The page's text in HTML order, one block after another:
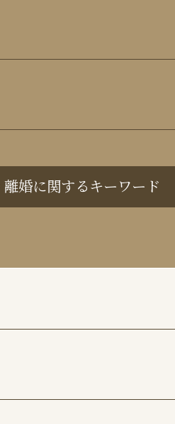
離婚に関するキーワード
婚 公正証書
流 誰の権利
不貞行為 慰謝料 相場